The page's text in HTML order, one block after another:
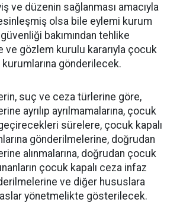
ve düzenin sağlanması amacıyla
olsa bile eylemi kurum
bakımından tehlike
ve gözlem kurulu kararıyla çocuk
kurumlarına gönderilecek.
suç ve ceza türlerine göre,
ayrılıp ayrılmamalarına, çocuk
sürelere, çocuk kapalı
gönderilmelerine, doğrudan
alınmalarına, doğrudan çocuk
çocuk kapalı ceza infaz
ve diğer hususlara
yönetmelikte gösterilecek.